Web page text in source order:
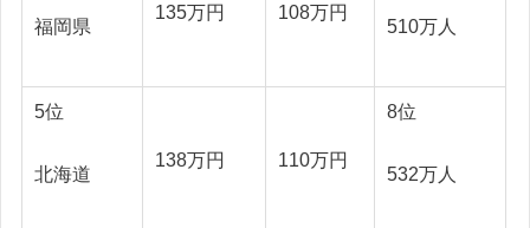
福岡県
135万円 108万円
510万人
5位
北海道
138万円 110万円
8位
532万人